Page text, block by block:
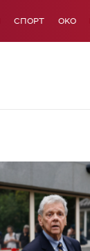
СПОРТ OKO